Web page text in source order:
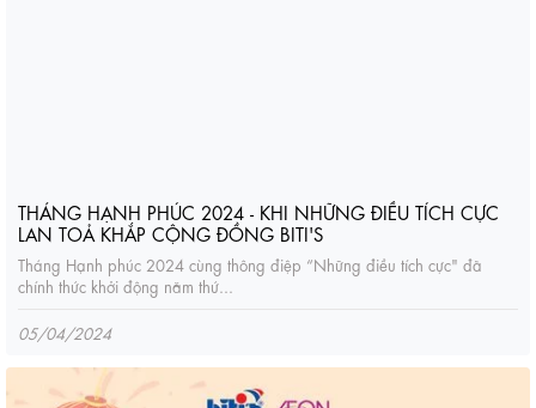
THÁNG HẠNH PHÚC 2024 - KHI NHỮNG ĐIỀU TÍCH CỰC
LAN TOẢ KHẮP CỘNG ĐỒNG BITI'S
Tháng Hạnh phúc 2024 cùng thông điệp “Những điều tích cực" đã
chính thức khởi động năm thứ...
05/04/2024